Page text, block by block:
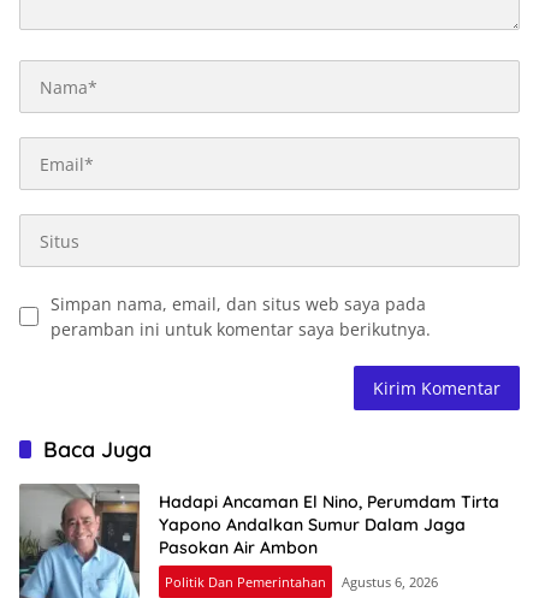
Simpan nama, email, dan situs web saya pada
peramban ini untuk komentar saya berikutnya.
Baca Juga
Hadapi Ancaman El Nino, Perumdam Tirta
Yapono Andalkan Sumur Dalam Jaga
Pasokan Air Ambon
Politik Dan Pemerintahan Agustus 6, 2026